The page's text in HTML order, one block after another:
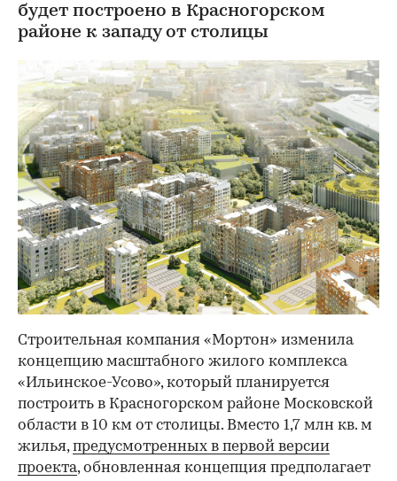
будет построено в Красногорском
районе к западу от столицы
Строительная компания «Мортон» изменила
концепцию масштабного жилого комплекса
«Ильинское-Усово», который планируется
построить в Красногорском районе Московской
области в 10 км от столицы. Вместо 1,7 млн кв. м
жилья,предусмотренных в первой версии
проекта, обновленная концепция предполагает